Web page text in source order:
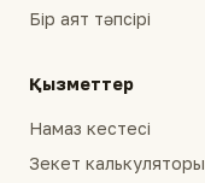
Бір аят тәпсірі
Қызметтер
Намаз кестесі
Зекет калькуляторы